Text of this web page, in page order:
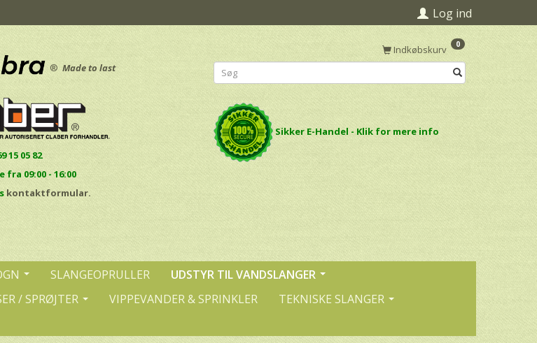
Log ind
® Made to last
15 05 82
fra 09:00 - 16:00
kontaktformular.
Indkøbskurv 0
Sikker E-Handel - Klik for mere info
SLANGEOPRULLER
UDSTYR TIL VANDSLANGER
/ SPRØJTER VIPPEVANDER & SPRINKLER
TEKNISKE SLANGER